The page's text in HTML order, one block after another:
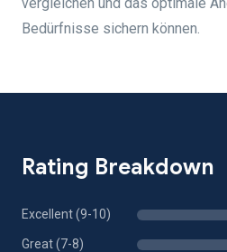
Bedürfnisse sichern können.
Rating Breakdown
Excellent (9-10)
Great (7-8)